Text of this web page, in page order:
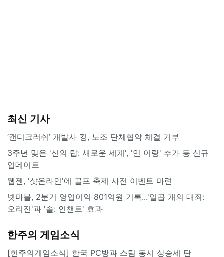
최신 기사
‘캔디크러쉬’ 개발사 킹, 노조 단체협약 체결 거부
3주년 맞은 '신의 탑: 새로운 세계', '연 이랑' 추가 등 신규
업데이트
웹젠, '샷온라인'에 골프 축제 사전 이벤트 마련
넷마블, 2분기 영업이익 801억원 기록...'일곱 개의 대죄:
오리진'과 '솔: 인챈트' 효과
한주의 게임소식
[힌주의게임소식] 한국 PC방과 스팀 동시 상승세 탄